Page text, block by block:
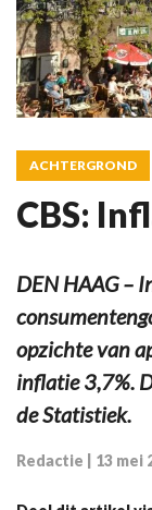
ACHTERGROND
CBS:
DEN HAAG –
opzichte van
inflatie 3,7%.
de Statistiek.
Redactie 13 mei